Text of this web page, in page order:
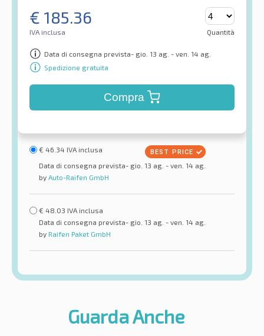
€ 185.36
IVA inclusa Quantità
Data di consegna prevista- gio. 13 ag. - ven. 14 ag.
Spedizione gratuita
Compra
€ 46.34 IVA inclusa
Data di consegna prevista- gio. 13 ag. - ven. 14 ag.
by Auto-Raifen GmbH
€ 48.03 IVA inclusa
Data di consegna prevista- gio. 13 ag. - ven. 14 ag.
by Raifen Paket GmbH
Guarda Anche